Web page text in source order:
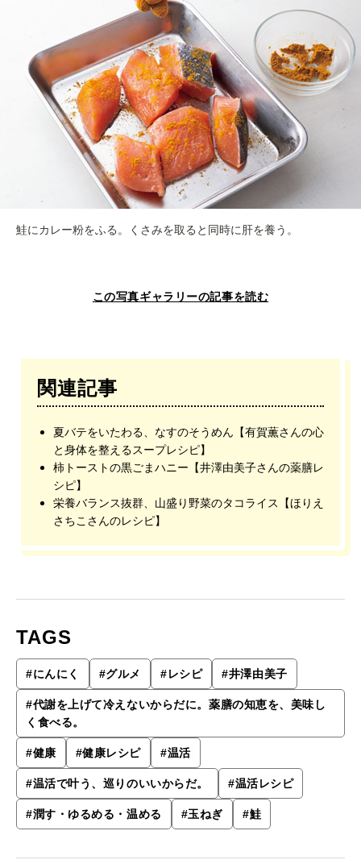
鮭にカレー粉をふる。くさみを取ると同時に肝を養う。
この写真ギャラリーの記事を読む
関連記事
夏バテをいたわる、なすのそうめん【有賀薫さんの心
と身体を整えるスープレシピ】
柿トーストの黒ごまハニー【井澤由美子さんの薬膳レ
シピ】
栄養バランス抜群、山盛り野菜のタコライス【ほりえ
さちこさんのレシピ】
TAGS
#にんにく #グルメ #レシピ #井澤由美子
#代謝を上げて冷えないからだに。薬膳の知恵を、美味し
く食べる。
#健康 #健康レシピ #温活
#温活で叶う、巡りのいいからだ。 #温活レシピ
#潤す・ゆるめる・温める #玉ねぎ #鮭